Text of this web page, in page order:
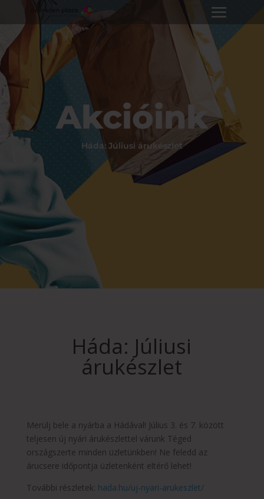
Akcióink
Háda: Júliusi árukészlet
Háda: Júliusi
árukészlet
Merülj bele a nyárba a Hádával! Július 3. és 7. között
teljesen új nyári árukészlettel várunk Téged
országszerte minden üzletünkben! Ne feledd az
árucsere időpontja üzletenként eltérő lehet!
További részletek: hada.hu/uj-nyari-arukeszlet/